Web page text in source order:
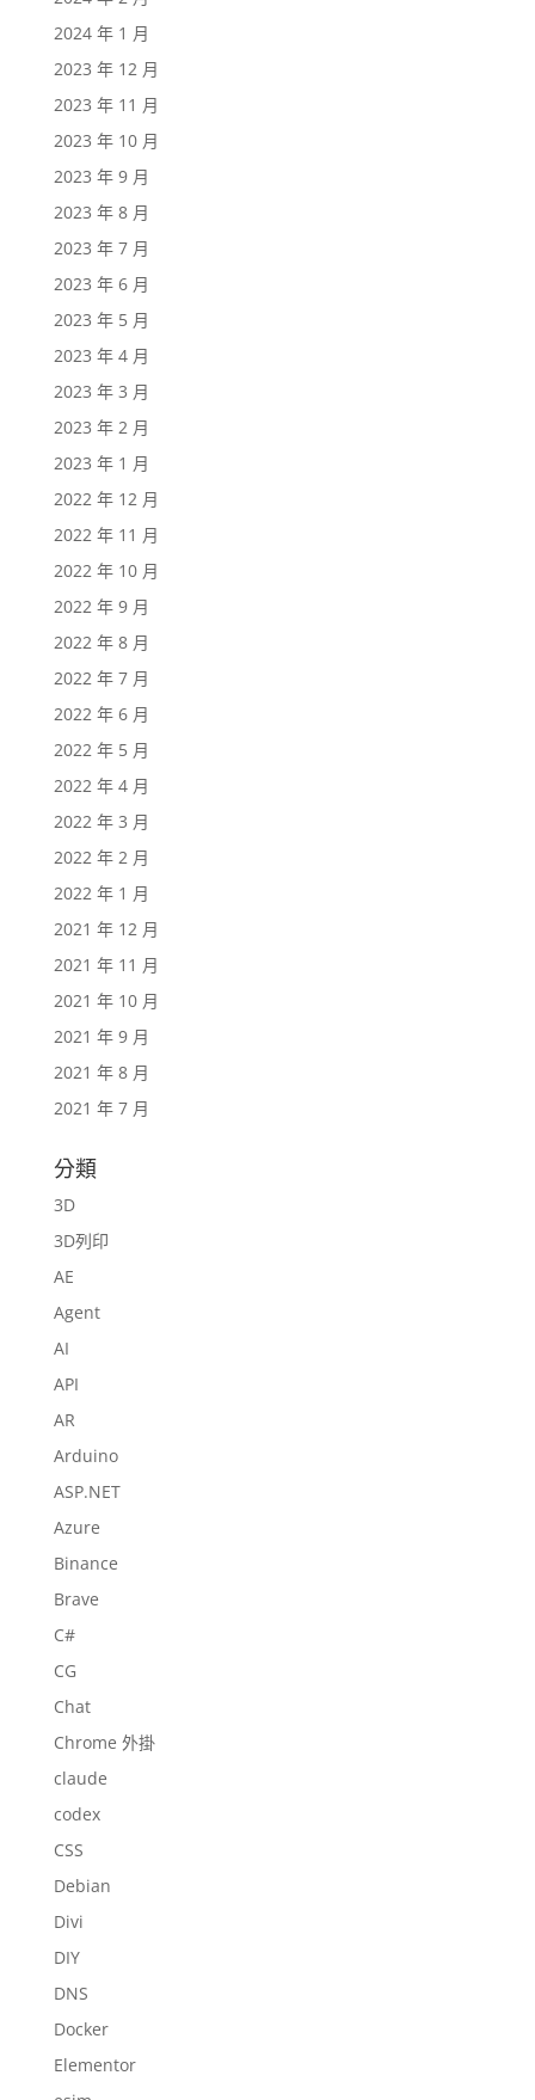
2024 年 1 月
2023 年 12 月
2023 年 11 月
2023 年 10 月
2023 年 9 月
2023 年 8 月
2023 年 7 月
2023 年 6 月
2023 年 5 月
2023 年 4 月
2023 年 3 月
2023 年 2 月
2023 年 1 月
2022 年 12 月
2022 年 11 月
2022 年 10 月
2022 年 9 月
2022 年 8 月
2022 年 7 月
2022 年 6 月
2022 年 5 月
2022 年 4 月
2022 年 3 月
2022 年 2 月
2022 年 1 月
2021 年 12 月
2021 年 11 月
2021 年 10 月
2021 年 9 月
2021 年 8 月
2021 年 7 月
分類
3D
3D列印
AE
Agent
AI
API
AR
Arduino
ASP.NET
Azure
Binance
Brave
C#
CG
Chat
Chrome 外掛
claude
codex
CSS
Debian
Divi
DIY
DNS
Docker
Elementor